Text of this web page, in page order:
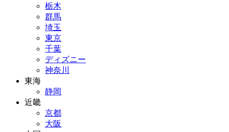
栃木
群馬
埼玉
東京
千葉
ディズニー
神奈川
東海
静岡
近畿
京都
大阪